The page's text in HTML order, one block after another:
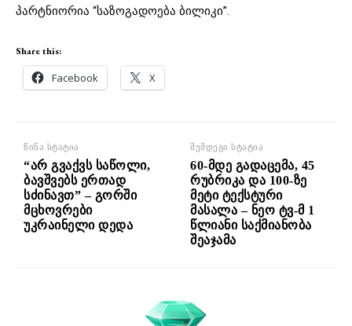
პარტნიორია “საზოგადოება ბილიკი”.
Share this:
Facebook X
წინა სტატია
“არ გვაქვს საწოლი,
ბავშვებს ერთად
სძინავთ” – გორში
მცხოვრები
უკრაინელი დედა
შემდეგი სტატია
60-მდე გადაცემა, 45
რუბრიკა და 100-ზე
მეტი ტექსტური
მასალა – ნეო ტვ-მ 1
წლიანი საქმიანობა
შეაჯამა